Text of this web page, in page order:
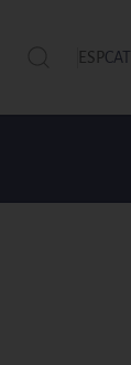
ESPCAT